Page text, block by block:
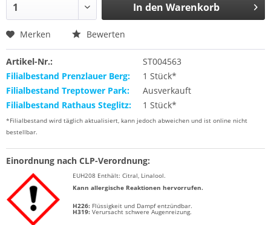
In den Warenkorb
Merken Bewerten
Artikel-Nr.:
ST004563
Filialbestand Prenzlauer Berg:
1 Stück*
Filialbestand Treptower Park:
Ausverkauft
Filialbestand Rathaus Steglitz:
1 Stück*
*Filialbestand wird täglich aktualisiert, kann jedoch abweichen und ist online nicht
bestellbar.
Einordnung nach CLP-Verordnung:
EUH208 Enthält: Citral, Linalool.
Kann allergische Reaktionen hervorrufen.
H226: Flüssigkeit und Dampf entzündbar.
H319: Verursacht schwere Augenreizung.